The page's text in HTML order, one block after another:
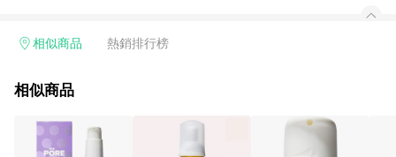
相似商品 熱銷排行榜
相似商品